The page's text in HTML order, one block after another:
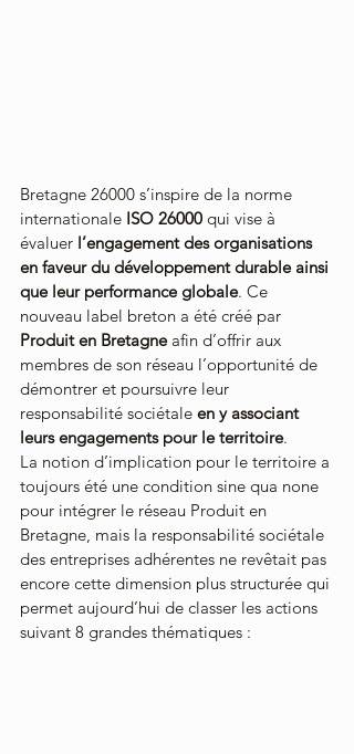
Bretagne 26000 s’inspire de la norme
internationale ISO 26000 qui vise à
évaluer l’engagement des organisations
en faveur du développement durable ainsi
que leur performance globale. Ce
nouveau label breton a été créé par
Produit en Bretagne afin d’offrir aux
membres de son réseau l’opportunité de
démontrer et poursuivre leur
responsabilité sociétale en y associant
leurs engagements pour le territoire.
La notion d’implication pour le territoire a
toujours été une condition sine qua none
pour intégrer le réseau Produit en
Bretagne, mais la responsabilité sociétale
des entreprises adhérentes ne revêtait pas
encore cette dimension plus structurée qui
permet aujourd’hui de classer les actions
suivant 8 grandes thématiques :